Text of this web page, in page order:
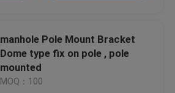
manhole Pole Mount Bracket
Dome type fix on pole , pole
mounted
MOQ：100